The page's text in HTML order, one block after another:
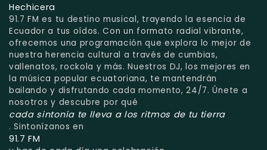
Hechicera
91.7 FM es tu destino musical, trayendo la esencia de
Ecuador a tus oídos. Con un formato radial vibrante,
ofrecemos una programación que explora lo mejor de
nuestra herencia cultural a través de cumbias,
vallenatos, rockola y más. Nuestros DJ, los mejores en
la música popular ecuatoriana, te mantendrán
bailando y disfrutando cada momento, 24/7. Únete a
nosotros y descubre por qué
cada sintonía te lleva a los ritmos de tu tierra
. Sintonízanos en
91.7 FM